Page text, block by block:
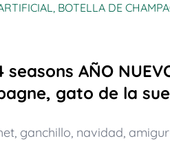
BOTELLA DE
seasons AÑO
gato de la
, ganchillo, navidad,